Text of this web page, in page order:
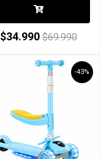
$34.990 $69.990
-43%